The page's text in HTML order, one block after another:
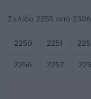
Σελίδα 2255 από 2306
2250 2251
2256 2257